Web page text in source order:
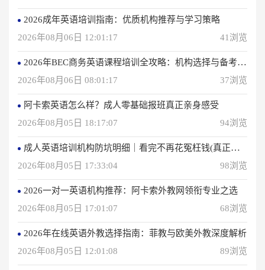
2026成年英语培训指南：优质机构推荐与学习策略
2026年08月06日 12:01:17
41浏览
2026年BEC商务英语课程培训全攻略：机构选择与备考指南
2026年08月06日 08:01:17
37浏览
阿卡索英语怎么样？成人零基础报班真正亲身感受
2026年08月05日 18:17:07
94浏览
成人英语培训机构防坑明细｜看完不再花冤枉钱(真正的用户反馈)
2026年08月05日 17:33:04
98浏览
2026一对一英语机构推荐：阿卡索外教网领衔专业之选
2026年08月05日 17:01:07
68浏览
2026年在线英语外教选择指南：菲教与欧美外教深度解析
2026年08月05日 12:01:08
89浏览